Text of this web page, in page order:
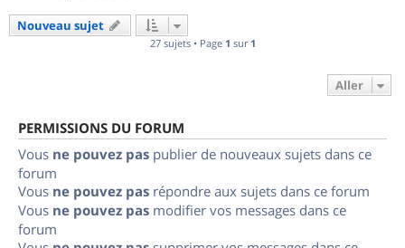
Nouveau sujet
27 sujets • Page 1 sur 1
Aller
PERMISSIONS DU FORUM
Vous ne pouvez pas publier de nouveaux sujets dans ce
forum
Vous ne pouvez pas répondre aux sujets dans ce forum
Vous ne pouvez pas modifier vos messages dans ce
forum